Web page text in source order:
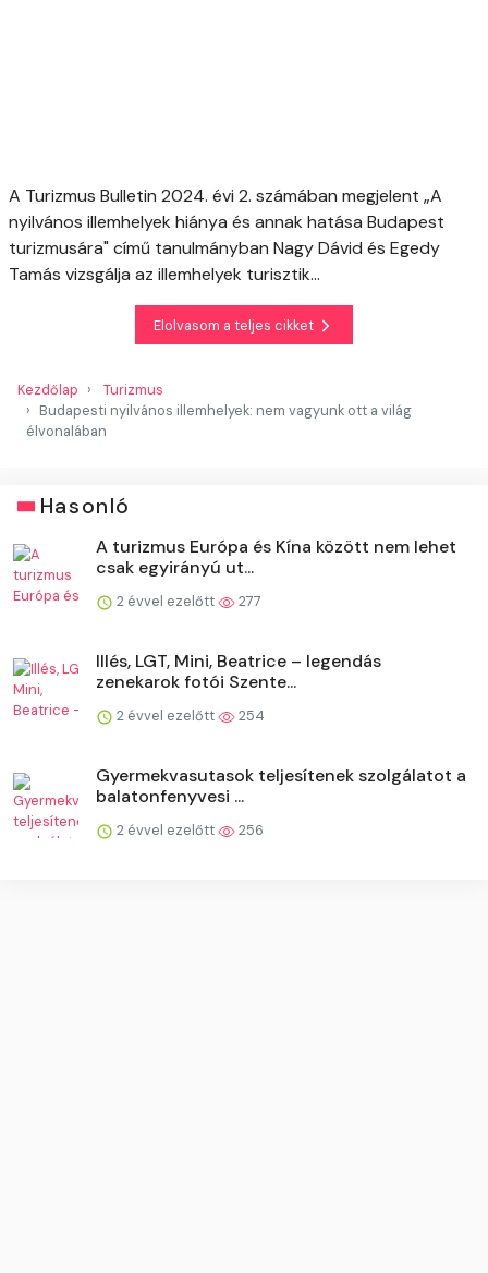
A Turizmus Bulletin 2024. évi 2. számában megjelent „A
nyilvános illemhelyek hiánya és annak hatása Budapest
turizmusára" című tanulmányban Nagy Dávid és Egedy
Tamás vizsgálja az illemhelyek turisztik...
Elolvasom a teljes cikket
Kezdőlap
Turizmus
Budapesti nyilvános illemhelyek: nem vagyunk ott a világ
élvonalában
Hasonló
A turizmus Európa és Kína között nem lehet
csak egyirányú ut...
2 évvel ezelőtt 277
Illés, LGT, Mini, Beatrice – legendás
zenekarok fotói Szente...
2 évvel ezelőtt 254
Gyermekvasutasok teljesítenek szolgálatot a
balatonfenyvesi ...
2 évvel ezelőtt 256